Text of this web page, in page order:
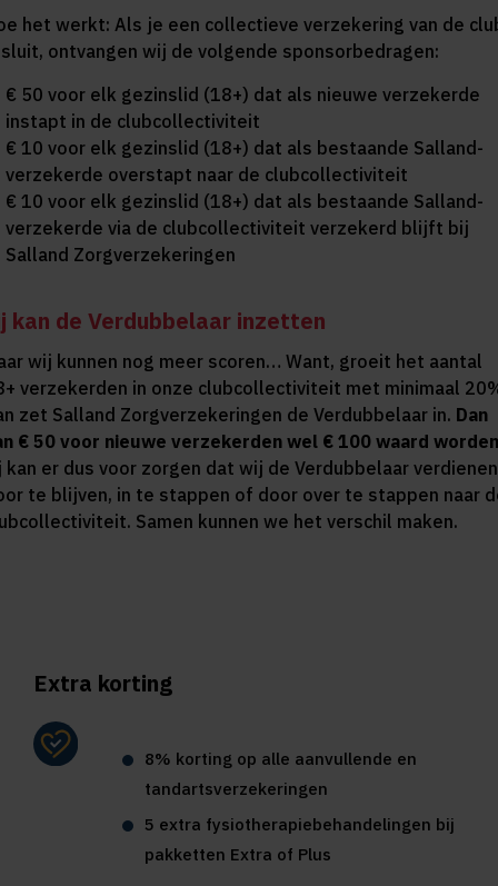
het werkt: Als je een collectieve verzekering van de
ontvangen wij de volgende sponsorbedragen:
€ 50 voor elk gezinslid (18+) dat als nieuwe verzekerde
instapt in de clubcollectiviteit
€ 10 voor elk gezinslid (18+) dat als bestaande Salland-
verzekerde overstapt naar de clubcollectiviteit
€ 10 voor elk gezinslid (18+) dat als bestaande Salland-
verzekerde via de clubcollectiviteit verzekerd blijft bij
Salland Zorgverzekeringen
kan de Verdubbelaar inzetten
wij kunnen nog meer scoren… Want, groeit het aantal
verzekerden in onze clubcollectiviteit met minimaal
zet Salland Zorgverzekeringen de Verdubbelaar in. Dan
€ 50 voor nieuwe verzekerden wel € 100 waard
kan er dus voor zorgen dat wij de Verdubbelaar
te blijven, in te stappen of door over te stappen naar
Samen kunnen we het verschil maken.
Extra korting
8% korting op alle aanvullende en
tandartsverzekeringen
5 extra fysiotherapiebehandelingen bij
pakketten Extra of Plus